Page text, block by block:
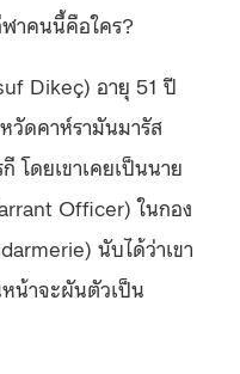
าคนนี้คือใคร?
Dikeç) อายุ 51 ปี
วัดคาห์รามันมารัส
โดยเขาเคยเป็นนาย
Officer) ในกอง
นับได้ว่าเขา
น้าจะผันตัวเป็น